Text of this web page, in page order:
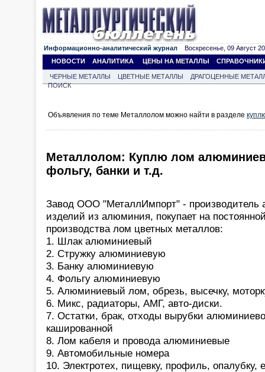
Информационно-аналитический журнал Воскресенье, 09 Август
НОВОСТИ
АНАЛИТИКА ЦЕНЫ НА МЕТАЛЛЫ
ЧЕРНЫЕ МЕТАЛЛЫ ЦВЕТНЫЕ МЕТАЛЛЫ
ДРАГОЦЕННЫЕ
ПОИСК
Объявления по теме Металлолом можно найти в разделе
Металлолом: Куплю лом
фольгу, банки и т.д.
Завод ООО "МеталлИмпорт" - производитель
изделий из алюминия, покупает на
производства лом цветных металлов:
1. Шлак алюминиевый
2. Стружку алюминиевую
3. Банку алюминиевую
4. Фольгу алюминиевую
5. Алюминиевый лом, обрезь, высечку,
6. Микс, радиаторы, АМГ, авто-диски.
7. Остатки, брак, отходы вырубки
кашированной
8. Лом кабеля и провода алюминиевые
9. Автомобильные номера
10. Электротех, пищевку, профиль,